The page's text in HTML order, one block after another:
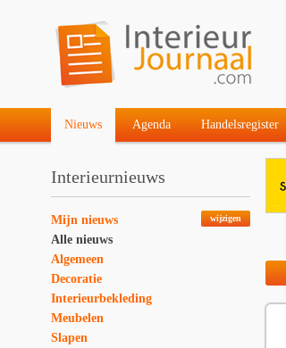
Nieuws Agenda Handelsregister
Interieurnieuws
wijzigen
Mijn nieuws
Alle nieuws
Algemeen
Decoratie
Interieurbekleding
Meubelen
Slapen